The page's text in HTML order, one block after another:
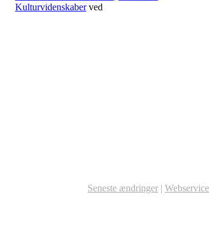
Kulturvidenskaberved
Seneste ændringer | Webservice